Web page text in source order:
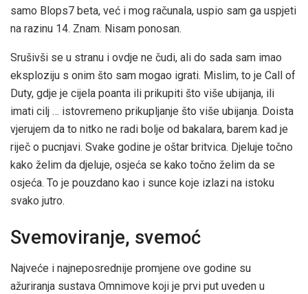
samo Blops7 beta, već i mog računala, uspio sam ga uspjeti
na razinu 14. Znam. Nisam ponosan.
Srušivši se u stranu i ovdje ne čudi, ali do sada sam imao
eksploziju s onim što sam mogao igrati. Mislim, to je Call of
Duty, gdje je cijela poanta ili prikupiti što više ubijanja, ili
imati cilj … istovremeno prikupljanje što više ubijanja. Doista
vjerujem da to nitko ne radi bolje od bakalara, barem kad je
riječ o pucnjavi. Svake godine je oštar britvica. Djeluje točno
kako želim da djeluje, osjeća se kako točno želim da se
osjeća. To je pouzdano kao i sunce koje izlazi na istoku
svako jutro.
Svemoviranje, svemoć
Najveće i najneposrednije promjene ove godine su
ažuriranja sustava Omnimove koji je prvi put uveden u